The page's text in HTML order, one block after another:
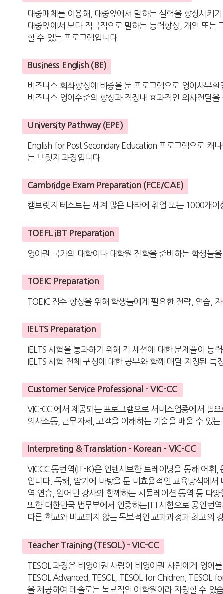
대중매체를 이용해, 대중앞에서 말하는 실력을 향상시키
대중앞에서 보다 적극적으로 말하는 능력향상, 개인 또는
할 수 있는 프로그램입니다.
Business English (BE)
비즈니스 회솨향상에 비중을 둔 프로그램으로 영어사무
비즈니스 영어수준의 향상과 직장내 효과적인 의사전달
University Pathway (EPE)
English for Post Secondary Education 프로그램으로 캐
는 브릿지 과정입니다.
Cambridge Exam Preparation (FCE/CAE)
캠브릿지 테스트는 세계 많은 나라에 취업 또는 1000개
TOEFL iBT Preparation
영어권 국가의 대학이나 대학원 진학을 준비하는 학생들
TOEIC Preparation
TOEIC 점수 향상을 위해 학생들에게 필요한 전략, 연습,
IELTS Preparation
IELTS 시험을 통과하기 위해 각 세션에 대한 문제풀이 능
IELTS 시험 전체 구성에 대한 공부와 함께 매달 지정된 특
Customer Service Professional - VIC-CC
VIC-CC 에서 제공되는 프로그램으로 서비스업종에서 필
의사소통, 근무자세, 고객을 이해하는 기술을 배울 수 있는
Interpreting & Translation - Korean - VIC-CC
VICCC 통번역(IT-K)은 인텐시브한 트레이닝을 통해 어휘
입니다. 독해, 암기에 바탕을 둔 비효율적인 교육방식에
역 연습, 원어민 강사와 함께하는 시뮬레이션 통역 등 다
또한 대한민국 법무부에서 인증하는ITT시험으로 공인번
다른 학교와 비교되지 않는 독보적인 교과과정과 최고의
Teacher Training (TESOL) - VIC-CC
TESOL 과정은 비영어권 사람이 비영어권 사람에게 영어
TESOL Advanced, TESOL, TESOL for Chidren, TESOL
을 제공하여 테솔로는 독보적인 어학원이라 자랑할 수 있